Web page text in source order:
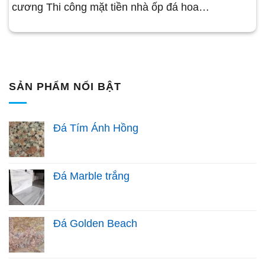
cương Thi công mặt tiền nhà ốp đá hoa…
SẢN PHẨM NỔI BẬT
Đá Tím Ánh Hồng
Đá Marble trắng
Đá Golden Beach